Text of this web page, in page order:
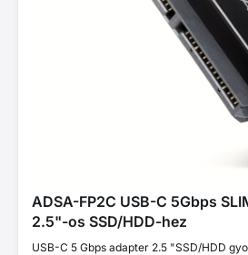
ADSA-FP2C USB-C 5Gbps
2.5"-os SSD/HDD-hez
USB-C 5 Gbps adapter 2.5 "SSD/HDD